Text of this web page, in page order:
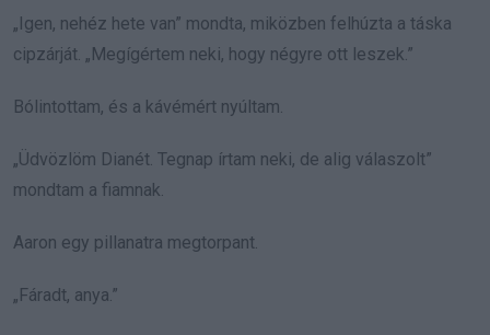
„Igen, nehéz hete van” mondta, miközben felhúzta a táska
cipzárját. „Megígértem neki, hogy négyre ott leszek.”
Bólintottam, és a kávémért nyúltam.
„Üdvözlöm Dianét. Tegnap írtam neki, de alig válaszolt”
mondtam a fiamnak.
Aaron egy pillanatra megtorpant.
„Fáradt, anya.”